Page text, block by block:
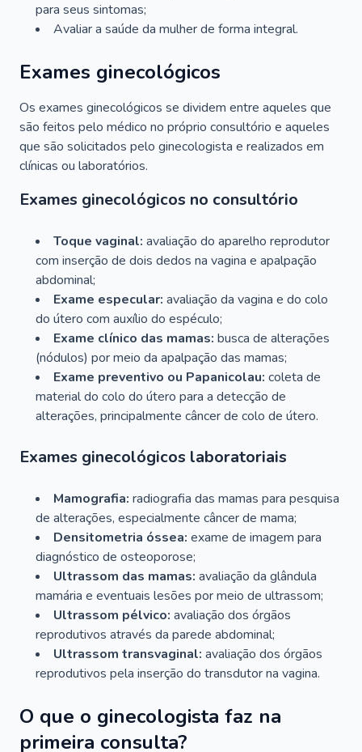
para seus sintomas;
Avaliar a saúde da mulher de forma integral.
Exames ginecológicos
Os exames ginecológicos se dividem entre aqueles que
são feitos pelo médico no próprio consultório e aqueles
que são solicitados pelo ginecologista e realizados em
clínicas ou laboratórios.
Exames ginecológicos no consultório
Toque vaginal: avaliação do aparelho reprodutor
com inserção de dois dedos na vagina e apalpação
abdominal;
Exame especular: avaliação da vagina e do colo
do útero com auxílio do espéculo;
Exame clínico das mamas: busca de alterações
(nódulos) por meio da apalpação das mamas;
Exame preventivo ou Papanicolau: coleta de
material do colo do útero para a detecção de
alterações, principalmente câncer de colo de útero.
Exames ginecológicos laboratoriais
Mamografia: radiografia das mamas para pesquisa
de alterações, especialmente câncer de mama;
Densitometria óssea: exame de imagem para
diagnóstico de osteoporose;
Ultrassom das mamas: avaliação da glândula
mamária e eventuais lesões por meio de ultrassom;
Ultrassom pélvico: avaliação dos órgãos
reprodutivos através da parede abdominal;
Ultrassom transvaginal: avaliação dos órgãos
reprodutivos pela inserção do transdutor na vagina.
O que o ginecologista faz na
primeira consulta?